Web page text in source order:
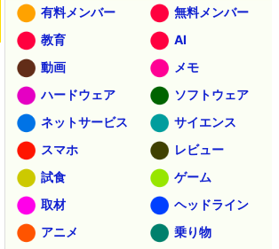
有料メンバー
無料メンバー
教育
AI
動画
メモ
ハードウェア
ソフトウェア
ネットサービス
サイエンス
スマホ
レビュー
試食
ゲーム
取材
ヘッドライン
アニメ
乗り物